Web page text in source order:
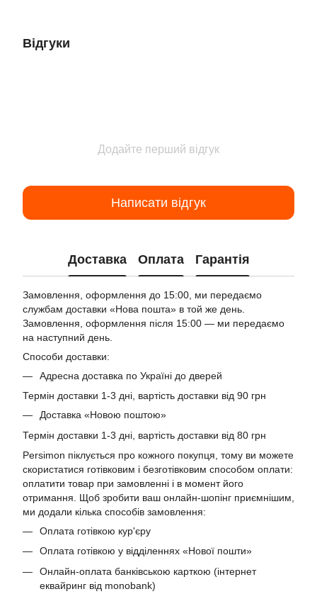
Відгуки
Додайте перший відгук
Написати відгук
Доставка Оплата Гарантія
Замовлення, оформлення до 15:00, ми передаємо
службам доставки «Нова пошта» в той же день.
Замовлення, оформлення після 15:00 — ми передаємо
на наступний день.
Способи доставки:
Адресна доставка по Україні до дверей
Термін доставки 1-3 дні, вартість доставки від 90 грн
Доставка «Новою поштою»
Термін доставки 1-3 дні, вартість доставки від 80 грн
Persimon піклується про кожного покупця, тому ви можете
скористатися готівковим і безготівковим способом оплати:
оплатити товар при замовленні і в момент його
отримання. Щоб зробити ваш онлайн-шопінг приємнішим,
ми додали кілька способів замовлення:
Оплата готівкою кур'єру
Оплата готівкою у відділеннях «Нової пошти»
Онлайн-оплата банківською карткою (інтернет
еквайринг від monobank)